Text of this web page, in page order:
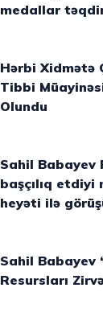
medallar
Hərbi Xidmətə Çağırılanların
Tibbi
Olundu
Sahil Babayev R.S.Santoun
başçılıq etdiyi
heyəti ilə
Sahil Babayev “İnsan
Resursları